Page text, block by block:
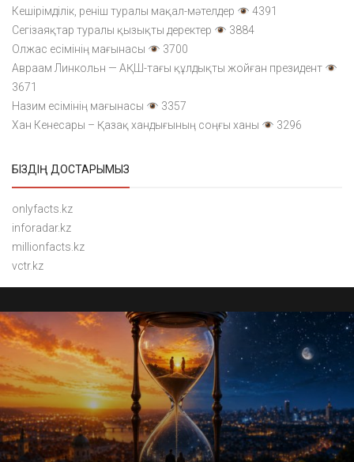
Кешірімділік, реніш туралы мақал-мәтелдер
4391
Сегізаяқтар туралы қызықты деректер
3884
Олжас есімінің мағынасы
3700
Авраам Линкольн — АҚШ-тағы құлдықты жойған президент
3671
Назим есімінің мағынасы
3357
Хан Кенесары – Қазақ хандығының соңғы ханы
3296
БІЗДІҢ ДОСТАРЫМЫЗ
onlyfacts.kz
inforadar.kz
millionfacts.kz
vctr.kz